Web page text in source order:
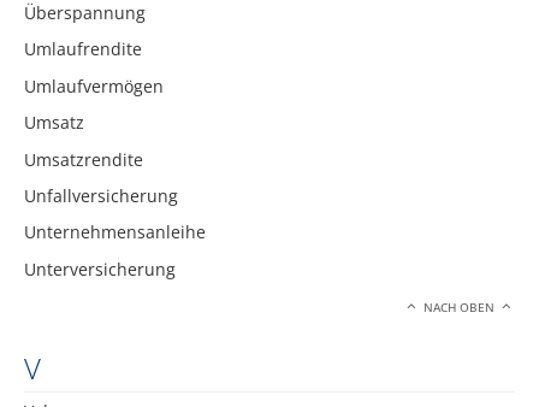
Überspannung
Umlaufrendite
Umlaufvermögen
Umsatz
Umsatzrendite
Unfallversicherung
Unternehmensanleihe
Unterversicherung
NACH OBEN
V